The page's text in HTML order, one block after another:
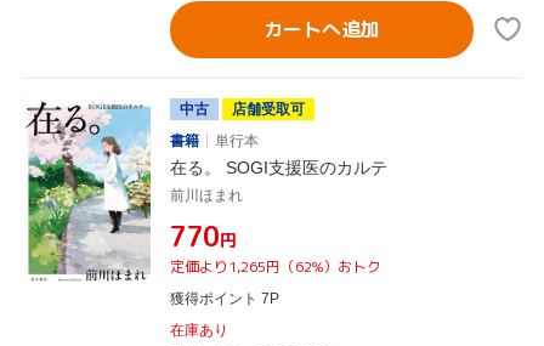
カートへ追加
中古
店舗受取可
書籍
単行本
在る。 SOGI支援医のカルテ
前川ほまれ
¥770円
定価より1,265円（62%）おトク
獲得ポイント 7P
在庫あり